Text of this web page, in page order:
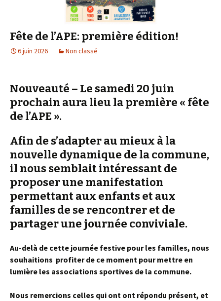
Fête de l’APE: première édition!
6 juin 2026 Non classé
Nouveauté – Le samedi 20 juin
prochain aura lieu la première « fête
de l’APE ».
Afin de s’adapter au mieux à la
nouvelle dynamique de la commune,
il nous semblait intéressant de
proposer une manifestation
permettant aux enfants et aux
familles de se rencontrer et de
partager une journée conviviale.
Au-delà de cette journée festive pour les familles, nous
souhaitions profiter de ce moment pour mettre en
lumière les associations sportives de la commune.
Nous remercions celles qui ont ont répondu présent, et